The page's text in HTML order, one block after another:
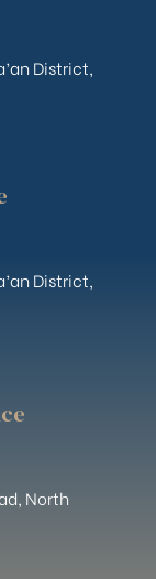
District,
District,
North